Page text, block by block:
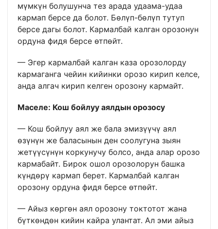
мүмкүн болушунча тез арада удаама-удаа
кармап берсе да болот. Бөлүп-бөлүп тутуп
берсе дагы болот. Кармалбай калган орозонун
ордуна фидя берсе өтпөйт.
— Эгер кармалбай калган каза орозолорду
кармаганга чейин кийинки орозо кирип келсе,
анда алгач кирип келген орозону кармайт.
Маселе: Кош бойлуу аялдын орозосу
— Кош бойлуу аял же бала эмизүүчү аял
өзүнүн же баласынын ден соолугуна зыян
жетүүсүнүн коркунучу болсо, анда алар орозо
кармабайт. Бирок ошол орозолорун башка
күндөрү кармап берет. Кармалбай калган
орозону ордуна фидя берсе өтпөйт.
— Айыз көргөн аял орозону токтотот жана
бүткөндөн кийин кайра улантат. Ал эми айыз